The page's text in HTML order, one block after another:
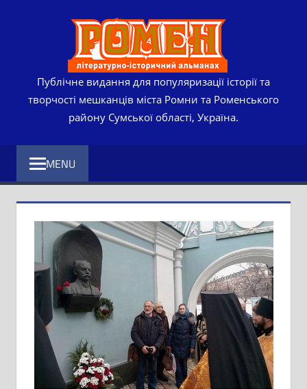
Публічне видання для популяризації історії та
творчості мешканців міста Ромни та Роменського
району Сумської області, Україна.
MENU